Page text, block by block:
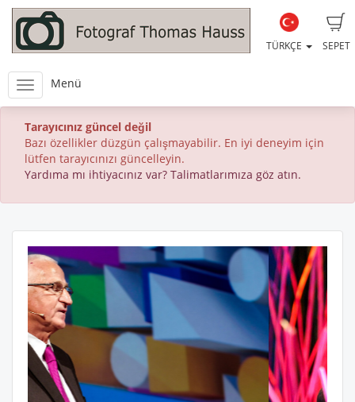
SEPET
TÜRKÇE
Menü
Tarayıcınız güncel değil
Bazı özellikler düzgün çalışmayabilir. En iyi deneyim için
lütfen tarayıcınızı güncelleyin.
Yardıma mı ihtiyacınız var? Talimatlarımıza göz atın.